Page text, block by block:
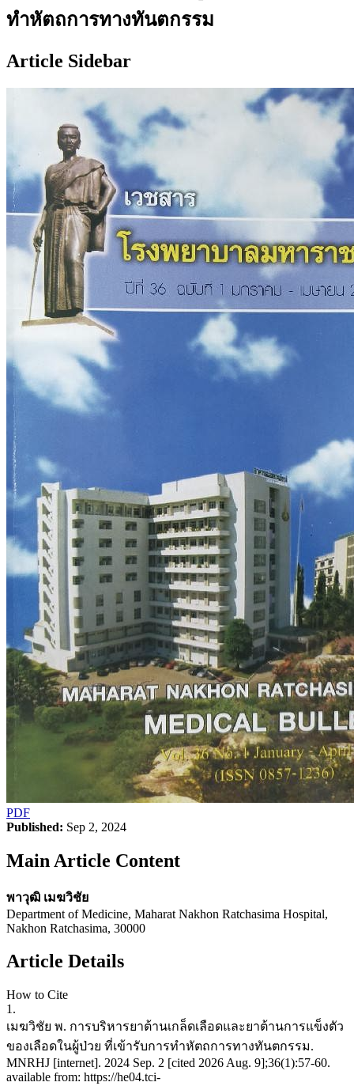
ทำหัตถการทางทันตกรรม
Article Sidebar
PDF
Published: Sep 2, 2024
Main Article Content
พาวุฒิ เมฆวิชัย
Department of Medicine, Maharat Nakhon Ratchasima Hospital,
Nakhon Ratchasima, 30000
Article Details
How to Cite
1.
เมฆวิชัย พ. การบริหารยาต้านเกล็ดเลือดและยาต้านการแข็งตัว
ของเลือดในผู้ป่วย ที่เข้ารับการทำหัตถการทางทันตกรรม.
MNRHJ [internet]. 2024 Sep. 2 [cited 2026 Aug. 9];36(1):57-60.
available from: https://he04.tci-